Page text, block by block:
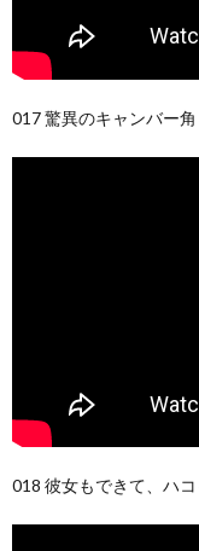
017 驚異のキャンバー
018 彼女もできて、ハ